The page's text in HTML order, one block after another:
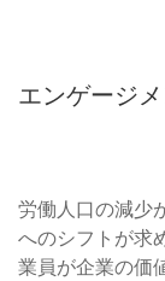
エンゲージ
労働人口の減少
へのシフトが求
業員が企業の価